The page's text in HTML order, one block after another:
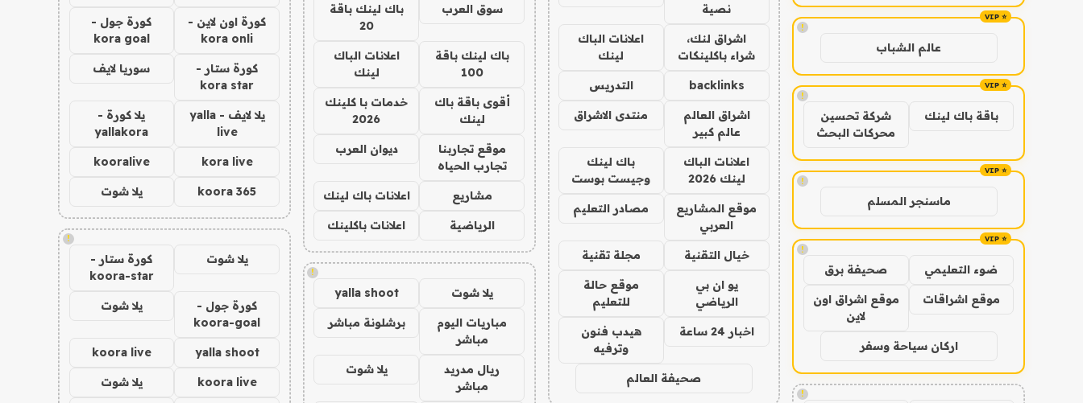
!
عالم الشباب
!
باقة باك لينك
شركة تحسين
محركات البحث
!
ماسنجر المسلم
!
ضوء التعليمي صحيفة برق
موقع اشراقات
موقع اشراق اون
لاين
اركان سياحة وسفر
!
نصية
اشراق لنك،
شراء باكلينكات
اعلانات الباك
لينك
backlinks التدريس
اشراق العالم
عالم كبير
منتدى الاشراق
اعلانات الباك
لينك 2026
باك لينك
وجيست بوست
موقع المشاريع
العربي
مصادر التعليم
خيال التقنية مجلة تقنية
يو ان بي
الرياضي
موقع حالة
للتعليم
اخبار 24 ساعة
هيدب فنون
وترفيه
صحيفة العالم
سوق العرب
باك لينك باقة
20
باك لينك باقة
100
اعلانات الباك
لينك
أقوى باقة باك
لينك
خدمات با كلينك
2026
موقع تجاربنا
تجارب الحياه
ديوان العرب
مشاريع اعلانات باك لينك
الرياضية اعلانات باكلينك
!
يلا شوت yalla shoot
مباريات اليوم
مباشر
برشلونة مباشر
ريال مدريد
مباشر
يلا شوت
كورة اون لاين -
kora onli
كورة جول -
kora goal
كورة ستار -
kora star
سوريا لايف
يلا لايف - yalla
live
يلا كورة -
yallakora
kora live
kooralive
koora 365 يلا شوت
!
يلا شوت
كورة ستار -
koora-star
كورة جول -
koora-goal
يلا شوت
yalla shoot
koora live
koora live يلا شوت